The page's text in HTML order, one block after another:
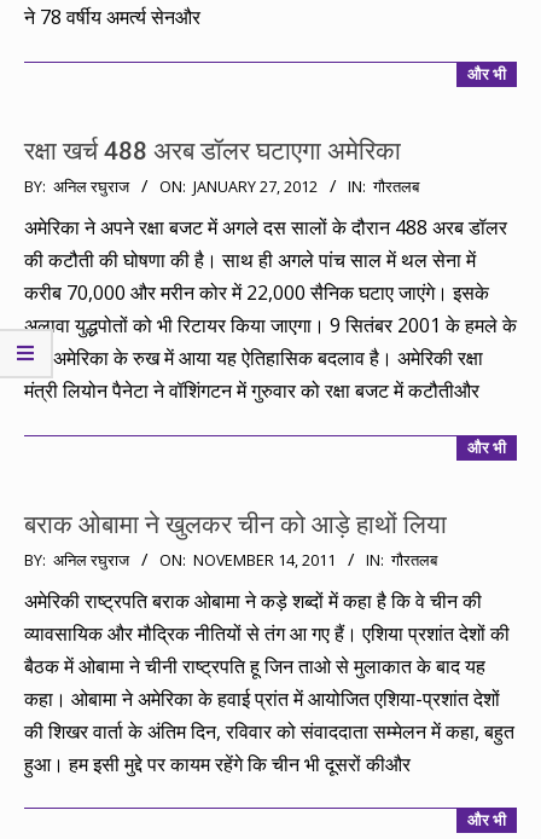
ने 78 वर्षीय अमर्त्य सेनऔर
और भी
रक्षा खर्च 488 अरब डॉलर घटाएगा अमेरिका
2012-
01-
27
BY: अनिल रघुराज ON: JANUARY 27, 2012 IN: गौरतलब
अमेरिका ने अपने रक्षा बजट में अगले दस सालों के दौरान 488 अरब डॉलर
की कटौती की घोषणा की है। साथ ही अगले पांच साल में थल सेना में
करीब 70,000 और मरीन कोर में 22,000 सैनिक घटाए जाएंगे। इसके
अलावा युद्धपोतों को भी रिटायर किया जाएगा। 9 सितंबर 2001 के हमले के
बाद अमेरिका के रुख में आया यह ऐतिहासिक बदलाव है। अमेरिकी रक्षा
मंत्री लियोन पैनेटा ने वॉशिंगटन में गुरुवार को रक्षा बजट में कटौतीऔर
और भी
बराक ओबामा ने खुलकर चीन को आड़े हाथों लिया
2011-
11-
BY: अनिल रघुराज ON: NOVEMBER 14, 2011 IN: गौरतलब
अमेरिकी राष्ट्रपति बराक ओबामा ने कड़े शब्दों में कहा है कि वे चीन की
व्यावसायिक और मौद्रिक नीतियों से तंग आ गए हैं। एशिया प्रशांत देशों की
बैठक में ओबामा ने चीनी राष्ट्रपति हू जिन ताओ से मुलाकात के बाद यह
कहा। ओबामा ने अमेरिका के हवाई प्रांत में आयोजित एशिया-प्रशांत देशों
की शिखर वार्ता के अंतिम दिन, रविवार को संवाददाता सम्मेलन में कहा, बहुत
हुआ। हम इसी मुद्दे पर कायम रहेंगे कि चीन भी दूसरों कीऔर
और भी